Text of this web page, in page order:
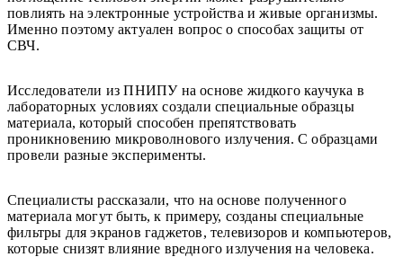
повлиять на электронные устройства и живые организмы.
Именно поэтому актуален вопрос о способах защиты от
СВЧ.
Исследователи из ПНИПУ на основе жидкого каучука в
лабораторных условиях создали специальные образцы
материала, который способен препятствовать
проникновению микроволнового излучения. С образцами
провели разные эксперименты.
Специалисты рассказали, что на основе полученного
материала могут быть, к примеру, созданы специальные
фильтры для экранов гаджетов, телевизоров и компьютеров,
которые снизят влияние вредного излучения на человека.